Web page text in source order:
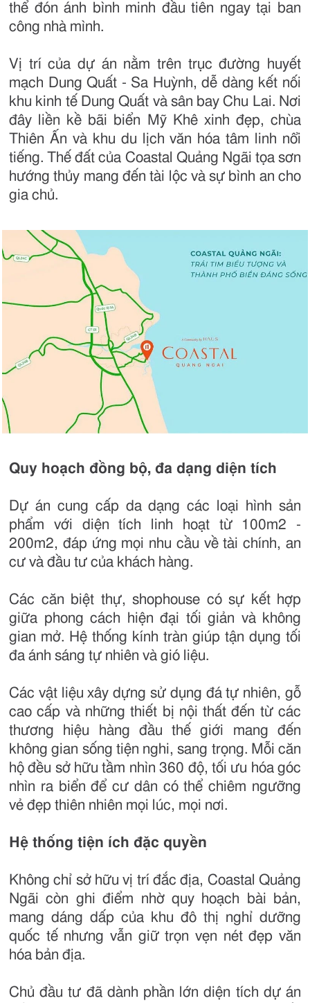
thể đón ánh bình minh đầu tiên ngay tại ban
công nhà mình.
Vị trí của dự án nằm trên trục đường huyết
mạch Dung Quất - Sa Huỳnh, dễ dàng kết nối
khu kinh tế Dung Quất và sân bay Chu Lai. Nơi
đây liền kề bãi biển Mỹ Khê xinh đẹp, chùa
Thiên Ấn và khu du lịch văn hóa tâm linh nổi
tiếng. Thế đất của Coastal Quảng Ngãi tọa sơn
hướng thủy mang đến tài lộc và sự bình an cho
gia chủ.
Quy hoạch đồng bộ, đa dạng diện tích
Dự án cung cấp da dạng các loại hình sản
phẩm với diện tích linh hoạt từ 100m2 -
200m2, đáp ứng mọi nhu cầu về tài chính, an
cư và đầu tư của khách hàng.
Các căn biệt thự, shophouse có sự kết hợp
giữa phong cách hiện đại tối giản và không
gian mở. Hệ thống kính tràn giúp tận dụng tối
đa ánh sáng tự nhiên và gió liệu.
Các vật liệu xây dựng sử dụng đá tự nhiên, gỗ
cao cấp và những thiết bị nội thất đến từ các
thương hiệu hàng đầu thế giới mang đến
không gian sống tiện nghi, sang trọng. Mỗi căn
hộ đều sở hữu tầm nhìn 360 độ, tối ưu hóa góc
nhìn ra biển để cư dân có thể chiêm ngưỡng
vẻ đẹp thiên nhiên mọi lúc, mọi nơi.
Hệ thống tiện ích đặc quyền
Không chỉ sở hữu vị trí đắc địa, Coastal Quảng
Ngãi còn ghi điểm nhờ quy hoạch bài bản,
mang dáng dấp của khu đô thị nghỉ dưỡng
quốc tế nhưng vẫn giữ trọn vẹn nét đẹp văn
hóa bản địa.
Chủ đầu tư đã dành phần lớn diện tích dự án